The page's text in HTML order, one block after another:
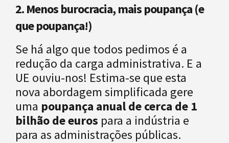
2. Menos burocracia, mais poupança (e
que poupança!)
Se há algo que todos pedimos é a
redução da carga administrativa. E a
UE ouviu-nos! Estima-se que esta
nova abordagem simplificada gere
uma poupança anual de cerca de 1
bilhão de euros para a indústria e
para as administrações públicas.